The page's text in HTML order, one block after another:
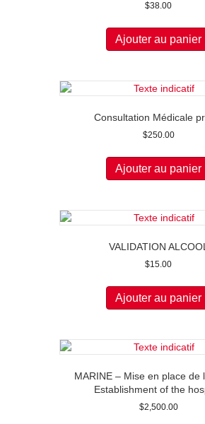
$38.00
Ajouter au panier
Consultation Médicale
$250.00
Ajouter au panier
VALIDATION ALCOOL
$15.00
Ajouter au panier
MARINE – Mise en place de
Establishment of the
$2,500.00